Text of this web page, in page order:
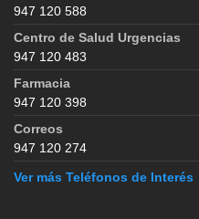
947 120 588
Centro de Salud Urgencias
947 120 483
Farmacia
947 120 398
Correos
947 120 274
Ver más Teléfonos de Interés